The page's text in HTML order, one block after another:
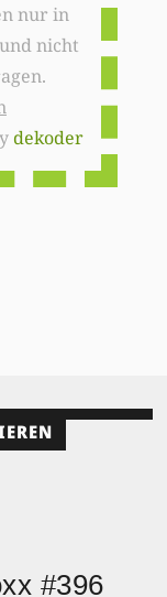
nur in
nicht
dekoder
#396